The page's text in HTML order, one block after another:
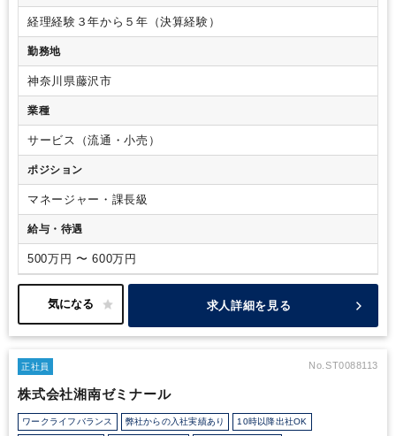
経理経験３年から５年（決算経験）
勤務地
神奈川県藤沢市
業種
サービス（流通・小売）
ポジション
マネージャー・課長級
給与・待遇
500万円 〜 600万円
求人詳細を見る
正社員 No.ST0088113
株式会社湘南ゼミナール
ワークライフバランス 弊社からの入社実績あり 10時以降出社OK